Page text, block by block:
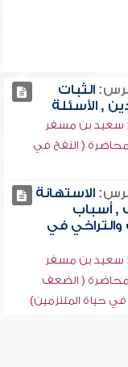
الثبات
, الأسئلة
سعيد بن مسفر
( النفخ في
الاستهانة
, أسباب
في
سعيد بن مسفر
( الضعف
في حياة الملتزمين)